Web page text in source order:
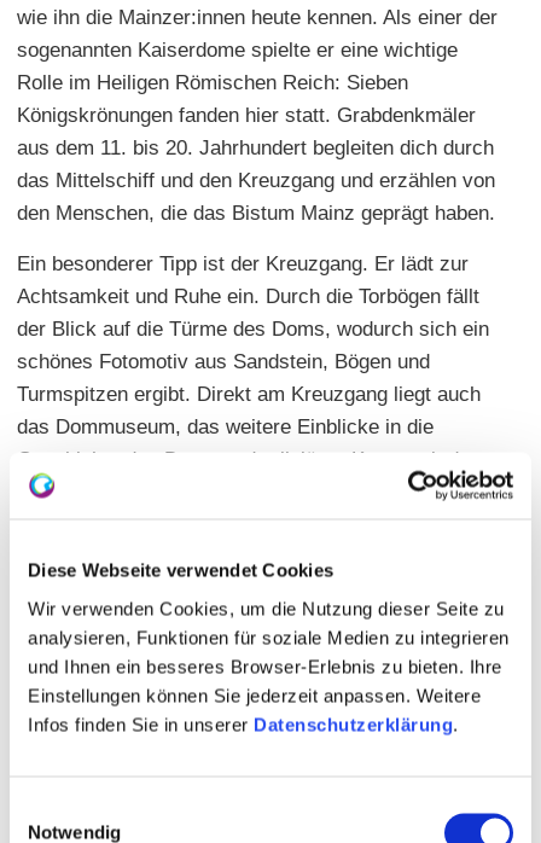
Diese Webseite verwendet Cookies
Wir verwenden Cookies, um die Nutzung dieser Seite zu
analysieren, Funktionen für soziale Medien zu integrieren
und Ihnen ein besseres Browser-Erlebnis zu bieten. Ihre
Einstellungen können Sie jederzeit anpassen. Weitere
Infos finden Sie in unserer Datenschutzerklärung.
Notwendig
wie ihn die Mainzer:innen heute kennen. Als einer der
sogenannten Kaiserdome spielte er eine wichtige
Rolle im Heiligen Römischen Reich: Sieben
Königskrönungen fanden hier statt. Grabdenkmäler
aus dem 11. bis 20. Jahrhundert begleiten dich durch
das Mittelschiff und den Kreuzgang und erzählen von
den Menschen, die das Bistum Mainz geprägt haben.
Ein besonderer Tipp ist der Kreuzgang. Er lädt zur
Achtsamkeit und Ruhe ein. Durch die Torbögen fällt
der Blick auf die Türme des Doms, wodurch sich ein
schönes Fotomotiv aus Sandstein, Bögen und
Turmspitzen ergibt. Direkt am Kreuzgang liegt auch
das Dommuseum, das weitere Einblicke in die
Geschichte des Doms und religiöser Kunst seit dem
Mittelalter bietet.
STORE, um den Aufenthalt weiter zu planen oder
Souvenirs mitzunehmen. Von hier aus kannst du
durch die Gassen der Altstadt bis zum Kirschgarten
weitergehen oder in wenigen Minuten das Rheinufer
erreichen. Rund um den Markt findest du außerdem
Cafés und Weinstuben für eine Pause nach dem